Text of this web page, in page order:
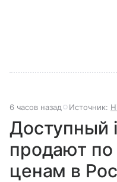
6 часов назад Источник:
Доступный
продают
ценам в